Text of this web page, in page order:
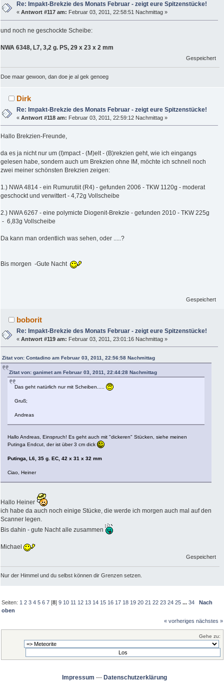
Re: Impakt-Brekzie des Monats Februar - zeigt eure Spitzenstücke!
«Antwort #117 am: Februar 03, 2011, 22:58:51 Nachmittag »
und noch ne geschockte Scheibe:
NWA 6348, L7, 3,2 g. PS, 29 x 23 x 2 mm
Gespeichert
Doe maar gewoon, dan doe je al gek genoeg
Dirk
Re: Impakt-Brekzie des Monats Februar - zeigt eure Spitzenstücke!
«Antwort #118 am: Februar 03, 2011, 22:59:12 Nachmittag »
Hallo Brekzien-Freunde,
da es ja nicht nur um (I)mpact - (M)elt - (B)rekzien geht, wie ich eingangs
gelesen habe, sondern auch um Brekzien ohne IM, möchte ich schnell noch
zwei meiner schönsten Brekzien zeigen:
1.) NWA 4814 - ein Rumurutiit (R4) - gefunden 2006 - TKW 1120g - moderat
geschockt und verwittert - 4,72g Vollscheibe
2.) NWA 6267 - eine polymicte Diogenit-Brekzie - gefunden 2010 - TKW 225g
- 6,83g Vollscheibe
Da kann man ordentlich was sehen, oder .....?
Bis morgen -Gute Nacht
Gespeichert
boborit
Re: Impakt-Brekzie des Monats Februar - zeigt eure Spitzenstücke!
«Antwort #119 am: Februar 03, 2011, 23:01:16 Nachmittag »
Zitat von: Contadino am Februar 03, 2011, 22:56:58 Nachmittag
Zitat von: ganimet am Februar 03, 2011, 22:44:28 Nachmittag
Das geht natürlich nur mit Scheiben.....
Gruß;
Andreas
Hallo Andreas, Einspruch! Es geht auch mit "dickeren" Stücken, siehe meinen
Putinga Endcut, der ist über 3 cm dick
Putinga, L6, 35 g. EC, 42 x 31 x 32 mm
Ciao, Heiner
Hallo Heiner
ich habe da auch noch einige Stücke, die werde ich morgen auch mal auf den
Scanner legen.
Bis dahin - gute Nacht alle zusammen
Michael
Gespeichert
Nur der Himmel und du selbst können dir Grenzen setzen.
Seiten: 1 2 3 4 5 6 7 [8]9 10 11 12 13 14 15 16 17 18 19 20 21 22 23 24 25 ...34
Nach
oben
« vorheriges nächstes »
Gehe zu:
Impressum --- Datenschutzerklärung